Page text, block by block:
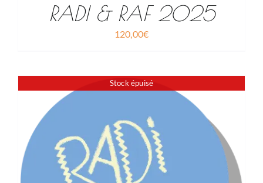
RADI & RAF 2025
120,00€
Stock épuisé